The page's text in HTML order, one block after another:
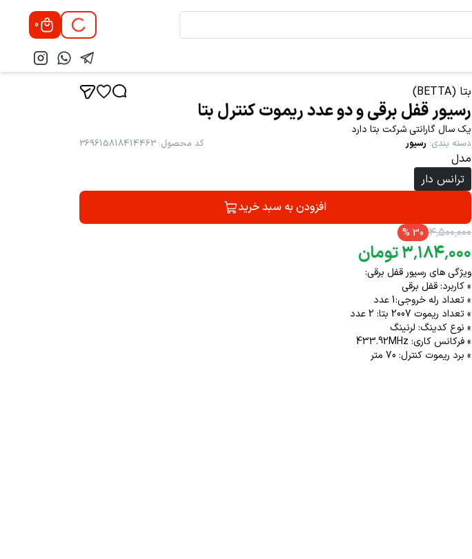
0
بتا (BETTA)
رسیور قفل برقی و دو عدد ریموت کنترل بتا
یک سال گارانتی شرکت بتا دارد
دسته بندی: رسیور کد محصول:
369615818414463
مدل
ترانس دار
افزودن به سبد خرید
۴٬۵۰۰٬۰۰۰ 30
%
۳٬۱۸۴٬۰۰۰ تومان
ویژگی های رسیور قفل برقی:
» کاربرد: قفل برقی
» تعداد رله خروجی:1 عدد
» تعداد ریموت 2007 بتا: 2 عدد
» نوع کدینگ: لرنینگ
» فرکانس کاری: 433.92MHz
» برد ریموت کنترل: 70 متر